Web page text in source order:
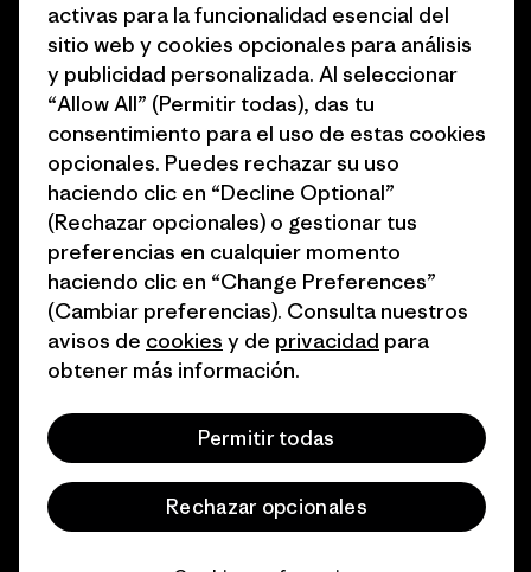
Objetivos climáticos
1% for the Planet
Cómo financiamos
Tarjetas regalo
Encuentra una tienda
Prensa
Programa para profesionales
del sector
Programa de afiliados
Mapa del sitio Patagonia
España
© 2026 Patagonia, Inc. Todos los derechos reservados.
activas para la funcionalidad esencial del
sitio web y cookies opcionales para análisis
y publicidad personalizada. Al seleccionar
“Allow All” (Permitir todas), das tu
consentimiento para el uso de estas cookies
opcionales. Puedes rechazar su uso
haciendo clic en “Decline Optional”
(Rechazar opcionales) o gestionar tus
preferencias en cualquier momento
haciendo clic en “Change Preferences”
(Cambiar preferencias). Consulta nuestros
avisos de cookies y de privacidad para
obtener más información.
Permitir todas
Rechazar opcionales